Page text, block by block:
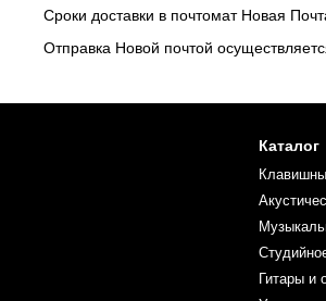
Сроки доставки в почтомат Новая
Отправка Новой почтой
Каталог
Гитары и